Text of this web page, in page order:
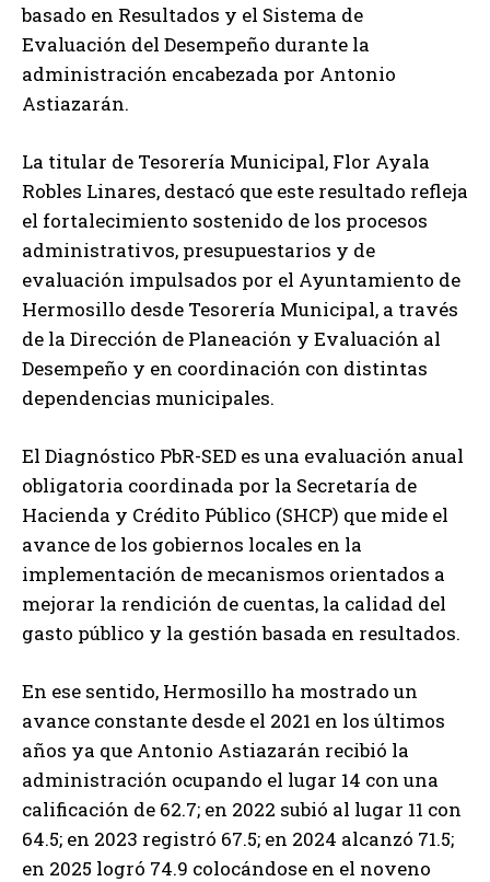
basado en Resultados y el Sistema de
Evaluación del Desempeño durante la
administración encabezada por Antonio
Astiazarán.
La titular de Tesorería Municipal, Flor Ayala
Robles Linares, destacó que este resultado refleja
el fortalecimiento sostenido de los procesos
administrativos, presupuestarios y de
evaluación impulsados por el Ayuntamiento de
Hermosillo desde Tesorería Municipal, a través
de la Dirección de Planeación y Evaluación al
Desempeño y en coordinación con distintas
dependencias municipales.
El Diagnóstico PbR-SED es una evaluación anual
obligatoria coordinada por la Secretaría de
Hacienda y Crédito Público (SHCP) que mide el
avance de los gobiernos locales en la
implementación de mecanismos orientados a
mejorar la rendición de cuentas, la calidad del
gasto público y la gestión basada en resultados.
En ese sentido, Hermosillo ha mostrado un
avance constante desde el 2021 en los últimos
años ya que Antonio Astiazarán recibió la
administración ocupando el lugar 14 con una
calificación de 62.7; en 2022 subió al lugar 11 con
64.5; en 2023 registró 67.5; en 2024 alcanzó 71.5;
en 2025 logró 74.9 colocándose en el noveno